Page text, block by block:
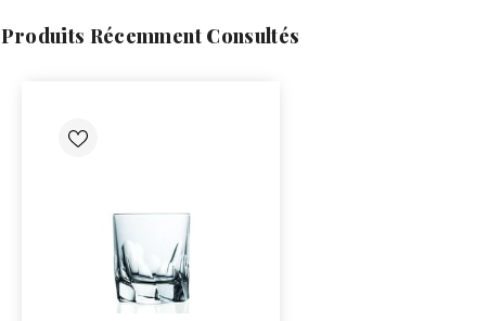
Produits Récemment Consultés